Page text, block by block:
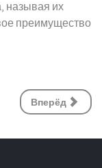
называя их
преимущество
Вперёд